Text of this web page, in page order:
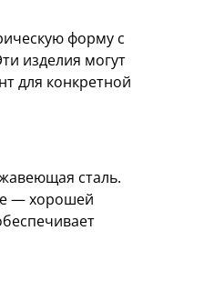
форму с
изделия могут
для конкретной
сталь.
— хорошей